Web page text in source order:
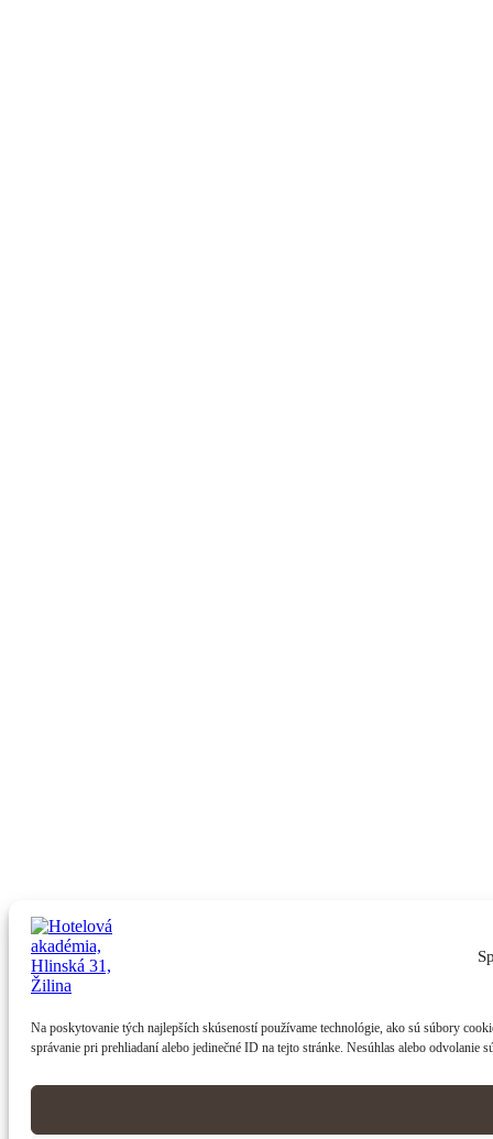
Na poskytovanie tých najlepších skúseností používame technológie, ako sú súbory
správanie pri prehliadaní alebo jedinečné ID na tejto stránke. Nesúhlas alebo